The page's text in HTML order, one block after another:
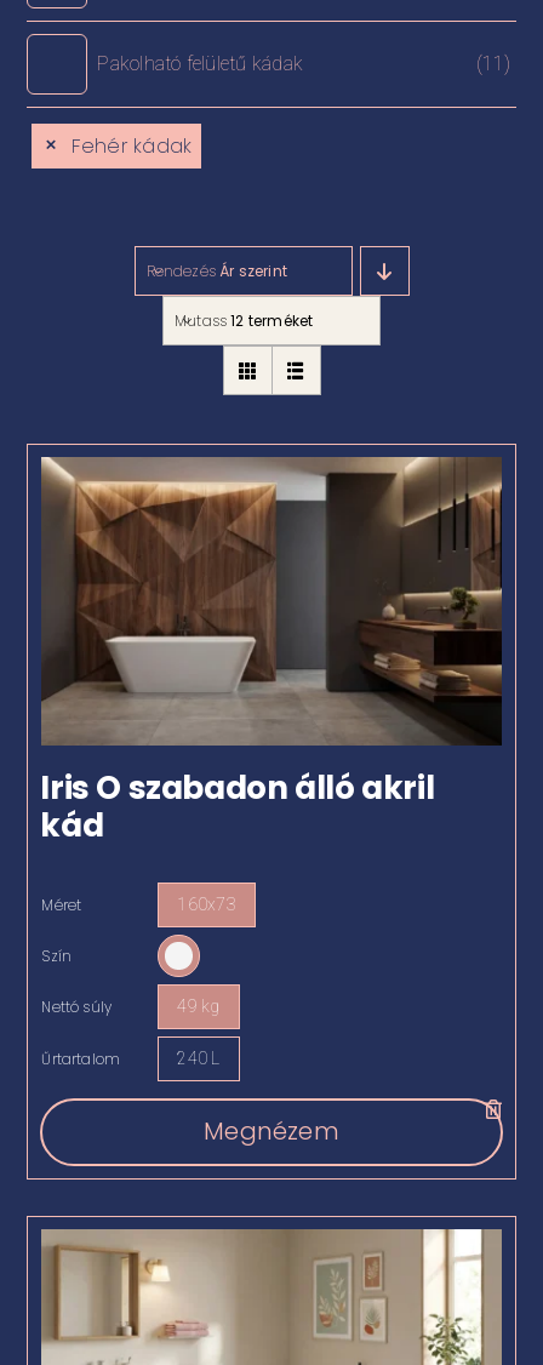
Pakolható felületű kádak (11)
Fehér kádak
Rendezés Ár szerint
Mutass12 terméket
Iris O szabadon álló akril
kád
Méret 160x73
Szín
Nettó súly 49 kg
Űrtartalom 240 L
Megnézem